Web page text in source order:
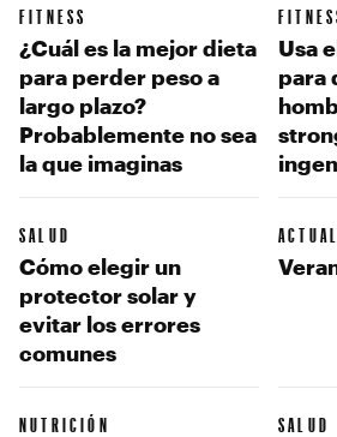
FITNESS
¿Cuál es la mejor dieta
para perder peso a
largo plazo?
Probablemente no sea
la que imaginas
Usa
para
SALUD
Cómo elegir un
protector solar y
evitar los errores
comunes
NUTRICIÓN SALUD